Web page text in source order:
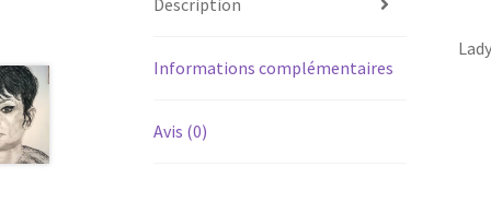
Informations complémentaires
Avis (0)